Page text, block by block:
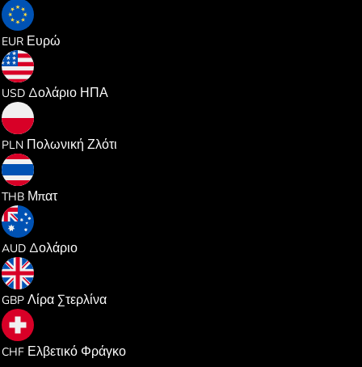
EUR Ευρώ
USD Δολάριο ΗΠΑ
PLN Πολωνική Ζλότι
THB Μπατ
AUD Δολάριο
GBP Λίρα Στερλίνα
CHF Ελβετικό Φράγκο